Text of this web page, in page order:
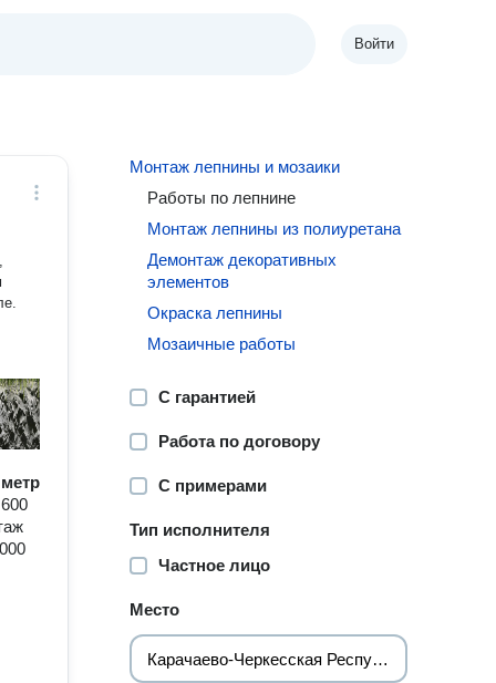
Войти
Монтаж лепнины и мозаики
Работы по лепнине
Монтаж лепнины из полиуретана
Демонтаж декоративных
элементов
Окраска лепнины
Мозаичные работы
С гарантией
Работа по договору
С примерами
Тип исполнителя
Частное лицо
Место